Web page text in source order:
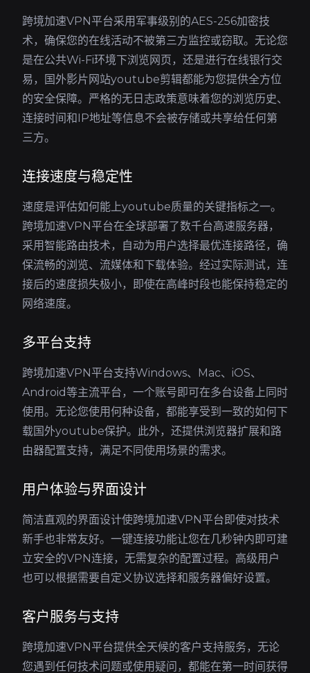
跨境加速VPN平台采用军事级别的AES-256加密技
术，确保您的在线活动不被第三方监控或窃取。无论您
是在公共Wi-Fi环境下浏览网页，还是进行在线银行交
易，国外影片网站youtube剪辑都能为您提供全方位
的安全保障。严格的无日志政策意味着您的浏览历史、
连接时间和IP地址等信息不会被存储或共享给任何第
三方。
连接速度与稳定性
速度是评估如何能上youtube质量的关键指标之一。
跨境加速VPN平台在全球部署了数千台高速服务器，
采用智能路由技术，自动为用户选择最优连接路径，确
保流畅的浏览、流媒体和下载体验。经过实际测试，连
接后的速度损失极小，即使在高峰时段也能保持稳定的
网络速度。
多平台支持
跨境加速VPN平台支持Windows、Mac、iOS、
Android等主流平台，一个账号即可在多台设备上同时
使用。无论您使用何种设备，都能享受到一致的如何下
载国外youtube保护。此外，还提供浏览器扩展和路
由器配置支持，满足不同使用场景的需求。
用户体验与界面设计
简洁直观的界面设计使跨境加速VPN平台即使对技术
新手也非常友好。一键连接功能让您在几秒钟内即可建
立安全的VPN连接，无需复杂的配置过程。高级用户
也可以根据需要自定义协议选择和服务器偏好设置。
客户服务与支持
跨境加速VPN平台提供全天候的客户支持服务，无论
您遇到任何技术问题或使用疑问，都能在第一时间获得